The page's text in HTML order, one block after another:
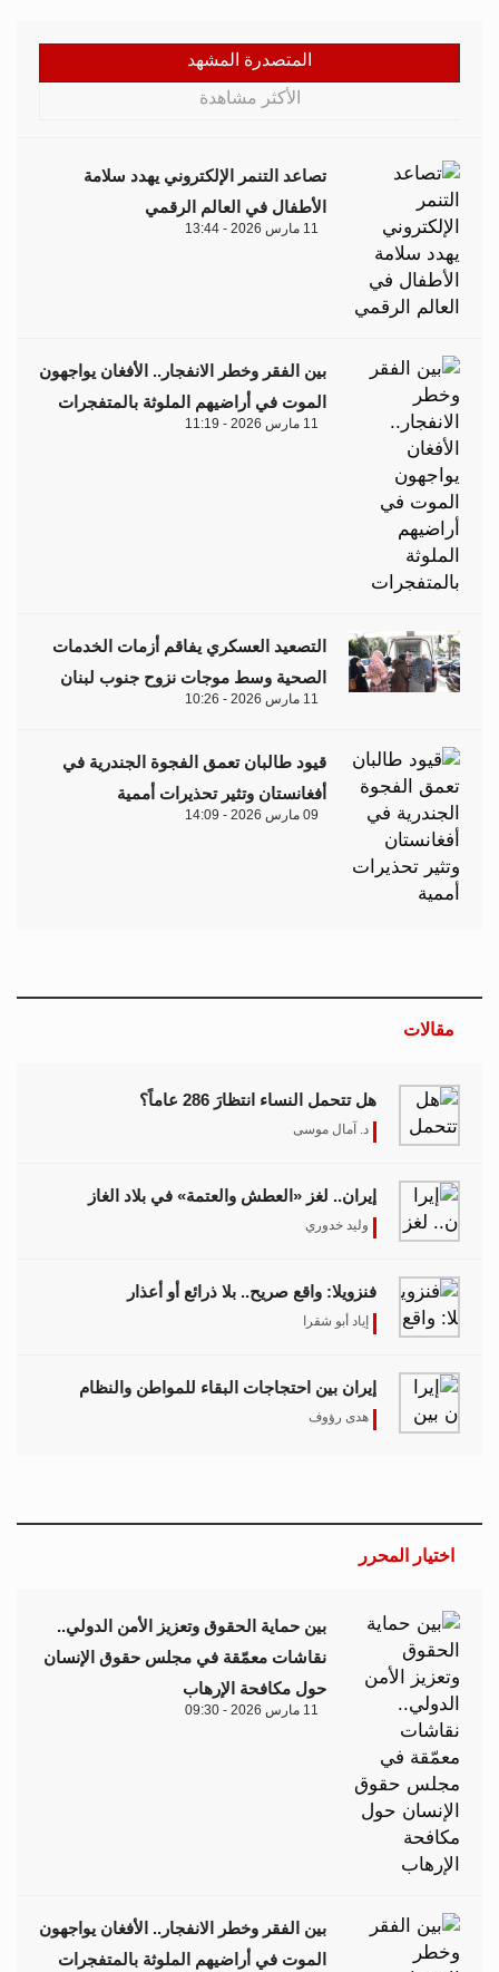
المتصدرة المشهد
الأكثر مشاهدة
تصاعد التنمر الإلكتروني يهدد سلامة
الأطفال في العالم الرقمي
11 مارس 2026 - 13:44
بين الفقر وخطر الانفجار.. الأفغان يواجهون
الموت في أراضيهم الملوثة بالمتفجرات
11 مارس 2026 - 11:19
التصعيد العسكري يفاقم أزمات الخدمات
الصحية وسط موجات نزوح جنوب لبنان
11 مارس 2026 - 10:26
قيود طالبان تعمق الفجوة الجندرية في
أفغانستان وتثير تحذيرات أممية
09 مارس 2026 - 14:09
مقالات
هل تتحمل النساء انتظارَ 286 عاماً؟
د. آمال موسى
إيران.. لغز «العطش والعتمة» في بلاد الغاز
وليد خدوري
فنزويلا: واقع صريح.. بلا ذرائع أو أعذار
إياد أبو شقرا
إيران بين احتجاجات البقاء للمواطن والنظام
هدى رؤوف
اختيار المحرر
بين حماية الحقوق وتعزيز الأمن الدولي..
نقاشات معمّقة في مجلس حقوق الإنسان
حول مكافحة الإرهاب
11 مارس 2026 - 09:30
بين الفقر وخطر الانفجار.. الأفغان يواجهون
الموت في أراضيهم الملوثة بالمتفجرات